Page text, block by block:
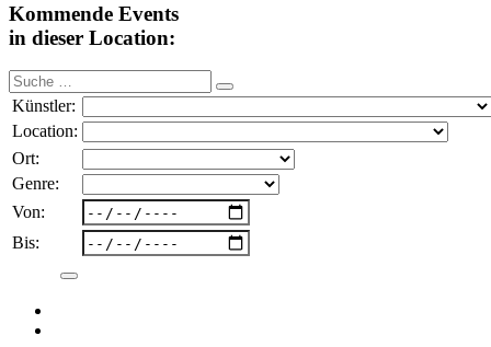
Kommende Events
in dieser Location:
Suche
nach:
Künstler:
Location:
Ort:
Genre:
Von:
Bis: